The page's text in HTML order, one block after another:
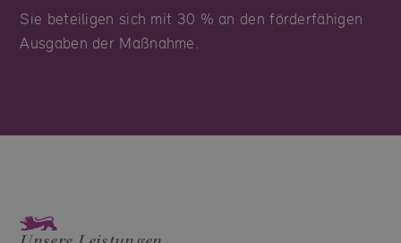
Sie beteiligen sich mit 30 % an den förderfähigen
Ausgaben der Maßnahme.